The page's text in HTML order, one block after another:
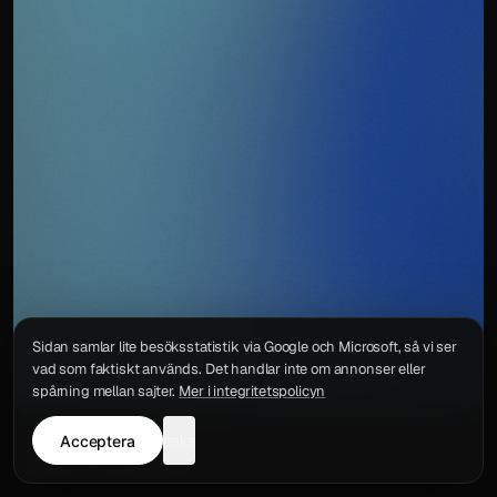
IntegritetspolicyKontakt
Sidan samlar lite besöksstatistik via Google och Microsoft, så vi ser
vad som faktiskt används. Det handlar inte om annonser eller
spårning mellan sajter. Mer i integritetspolicyn
Acceptera neka